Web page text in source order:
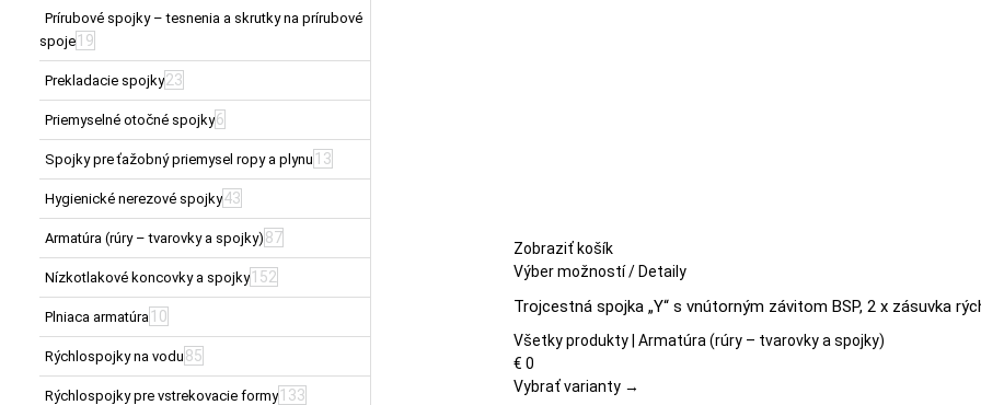
Zobraziť košík
Výber možností Tento
má
viacero
Možnosti
/ Detaily
Trojcestná spojka „Y“ s vnútorným závitom BSP, 2 x zásuvka
Všetky produkty | Armatúra (rúry – tvarovky a spojky)
€ 0
Vybrať varianty →
Prírubové spojky – tesnenia a skrutky na prírubové
spoje 19
Prekladacie spojky23
Priemyselné otočné spojky6
Spojky pre ťažobný priemysel ropy a plynu 13
Hygienické nerezové spojky43
Armatúra (rúry – tvarovky a spojky) 87
Nízkotlakové koncovky a spojky 152
Plniaca armatúra 10
Rýchlospojky na vodu 85
Rýchlospojky pre vstrekovacie formy 133